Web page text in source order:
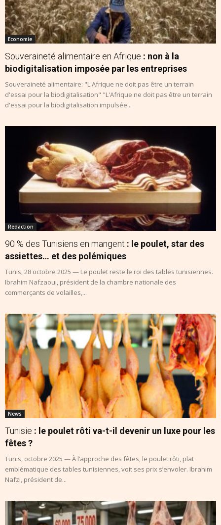
Economie
Souveraineté alimentaire en Afrique : non à la
biodigitalisation imposée par les entreprises
Souveraineté alimentaire: "L'Afrique ne doit pas être un terrain
d'essai pour la biodigitalisation" "L'Afrique ne doit pas être un terrain
d'essai pour la biodigitalisation impulsée...
Redaction
90 % des Tunisiens en mangent : le poulet, star des
assiettes… et des polémiques
Tunis, 28 octobre 2025 — Le poulet reste le roi des tables tunisiennes.
Ibrahim Nafzaoui, président de la chambre nationale des
commerçants de volailles,...
News
Tunisie : le poulet rôti va-t-il devenir un luxe pour les
fêtes ?
Tunis, octobre 2025 — À l’approche des fêtes, le poulet rôti, plat
emblématique des tables tunisiennes, voit ses prix s’envoler. Ibrahim
Nafzi, président de...